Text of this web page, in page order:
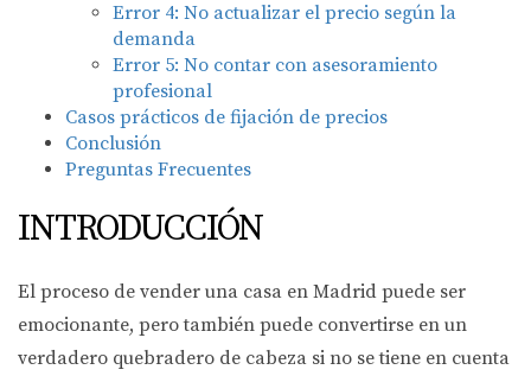
Error 4: No actualizar el precio según la
demanda
Error 5: No contar con asesoramiento
profesional
Casos prácticos de fijación de precios
Conclusión
Preguntas Frecuentes
INTRODUCCIÓN
El proceso de vender una casa en Madrid puede ser
emocionante, pero también puede convertirse en un
verdadero quebradero de cabeza si no se tiene en cuenta